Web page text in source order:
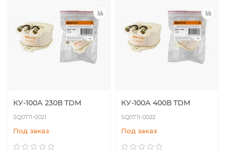
КУ-100А 230В TDM
SQ0711-0021
Под заказ
КУ-100А 400В TDM
SQ0711-0022
Под заказ